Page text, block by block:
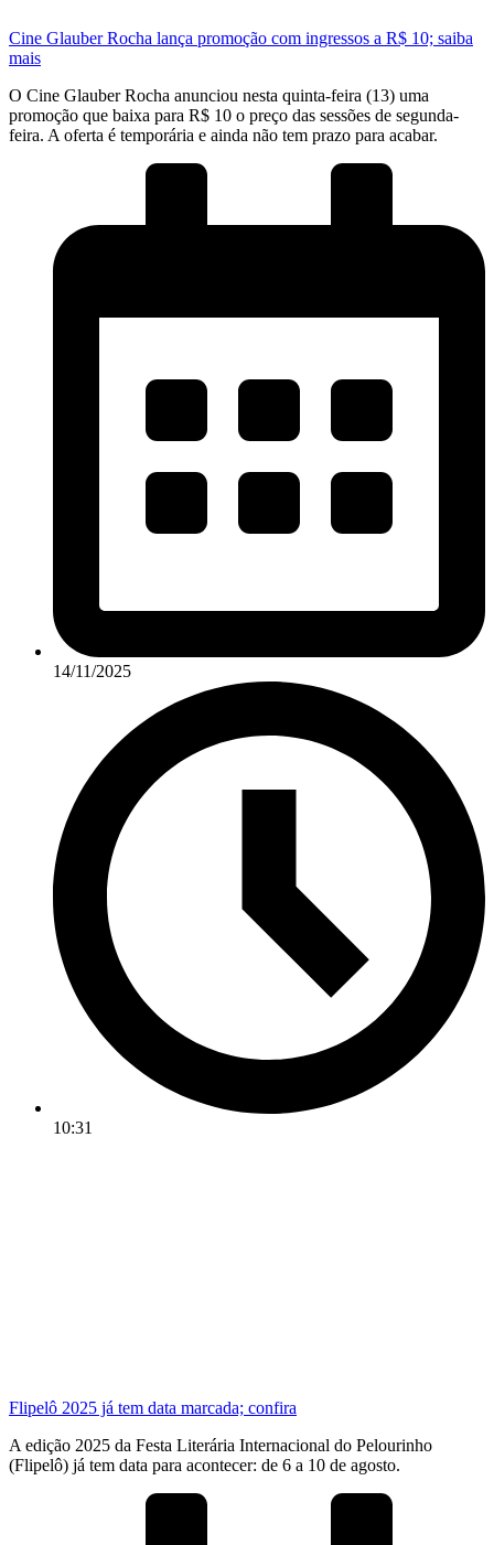
Cine Glauber Rocha lança promoção com ingressos a R$ 10; saiba
mais
O Cine Glauber Rocha anunciou nesta quinta-feira (13) uma
promoção que baixa para R$ 10 o preço das sessões de segunda-
feira. A oferta é temporária e ainda não tem prazo para acabar.
14/11/2025
10:31
Flipelô 2025 já tem data marcada; confira
A edição 2025 da Festa Literária Internacional do Pelourinho
(Flipelô) já tem data para acontecer: de 6 a 10 de agosto.